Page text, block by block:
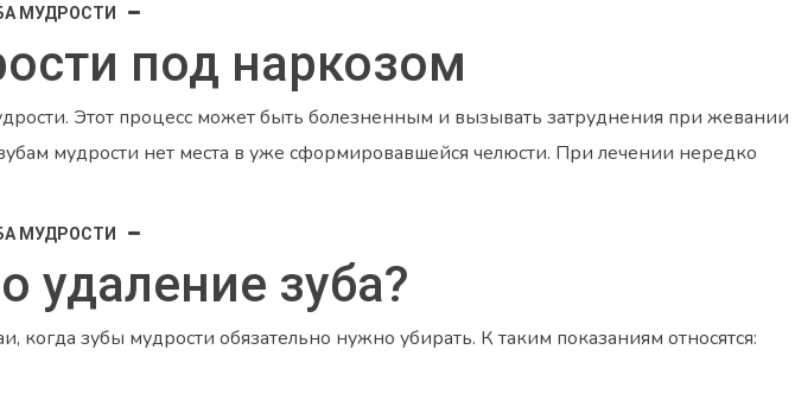
МУДРОСТИ
под наркозом
Этот процесс может быть болезненным и вызывать затруднения при жевании
мудрости нет места в уже сформировавшейся челюсти. При лечении нередко
МУДРОСТИ
удаление зуба?
зубы мудрости обязательно нужно убирать. К таким показаниям относятся: